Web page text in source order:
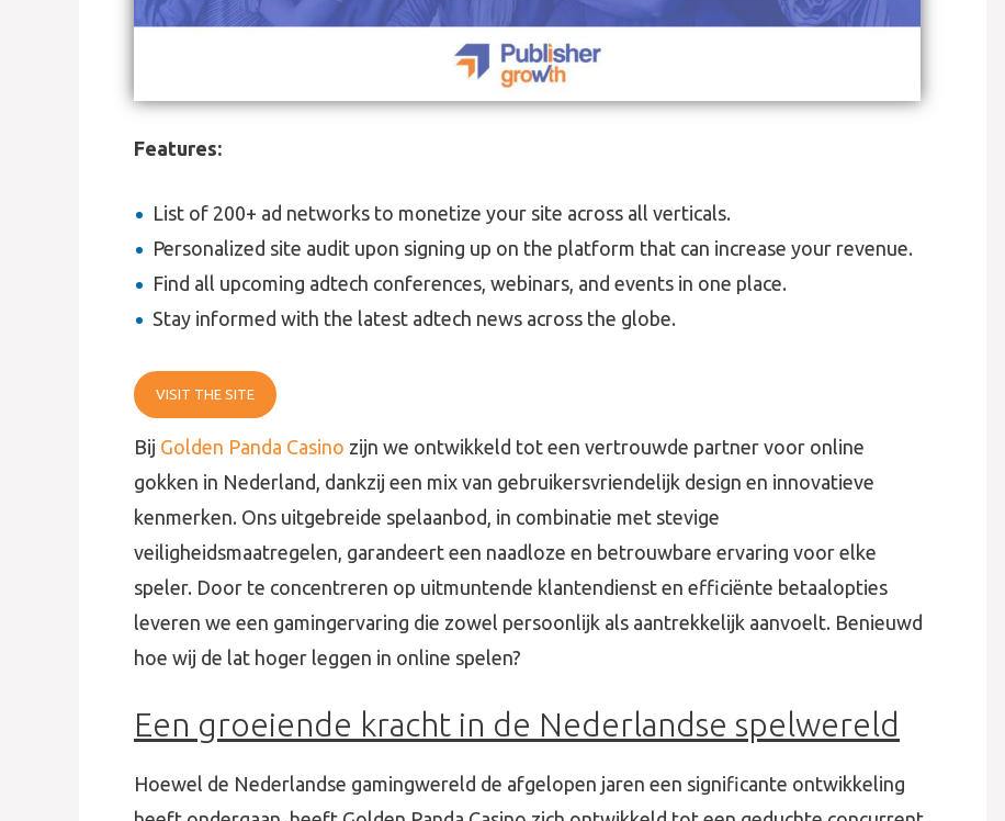
Features:
List of 200+ ad networks to monetize your site across all verticals.
Personalized site audit upon signing up on the platform that can increase your revenue.
Find all upcoming adtech conferences, webinars, and events in one place.
Stay informed with the latest adtech news across the globe.
VISIT THE SITE
Bij Golden Panda Casino zijn we ontwikkeld tot een vertrouwde partner voor online
gokken in Nederland, dankzij een mix van gebruikersvriendelijk design en innovatieve
kenmerken. Ons uitgebreide spelaanbod, in combinatie met stevige
veiligheidsmaatregelen, garandeert een naadloze en betrouwbare ervaring voor elke
speler. Door te concentreren op uitmuntende klantendienst en efficiënte betaalopties
leveren we een gamingervaring die zowel persoonlijk als aantrekkelijk aanvoelt. Benieuwd
hoe wij de lat hoger leggen in online spelen?
Een groeiende kracht in de Nederlandse spelwereld
Hoewel de Nederlandse gamingwereld de afgelopen jaren een significante ontwikkeling